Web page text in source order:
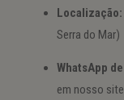
Localização:
Serra do Mar)
WhatsApp
em nosso